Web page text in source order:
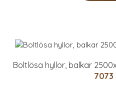
Boltlösa hyllor, balkar
7073